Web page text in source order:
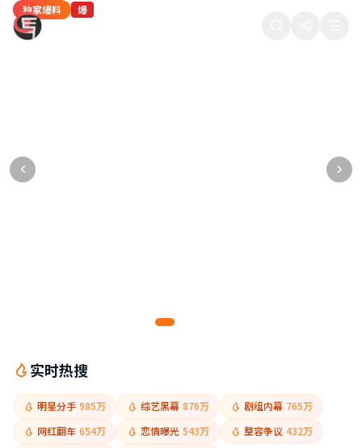
88在线吃瓜
独家爆料 爆
某顶流男星被曝深夜密会神秘女子，工作室紧
热门八卦 热
当红女星疑似隐婚生子，医院产检照片被流出
独家爆料 爆
某导演潜规则多名女演员，聊天记录被公开
热门八卦 热
热门综艺剪辑争议：某选手被淘汰的真实原因
网红八卦 新
知名网红直播间翻车，产品质量问题引众怒
实时热搜
明星分手 985万 综艺黑幕 876万 剧组内幕 765万
网红翻车 654万 恋情曝光 543万 整容争议 432万